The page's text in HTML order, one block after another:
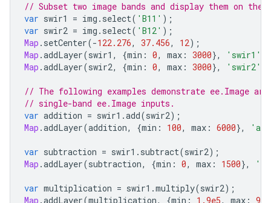
// Subset two image bands and display them on the
var swir1 = img . select( 'B11' );
var swir2 = img . select( 'B12' );
Map . setCenter(-122.276, 37.456, 12);
Map .addLayer(swir1 , {min : 0, max : 3000}, 'swir1'
Map .addLayer(swir2, {min : 0, max : 3000}, 'swir2'
// The following examples demonstrate ee.Image
// single-band ee.Image inputs.
var addition = swir1 .add(swir2);
Map .addLayer(addition, {min : 100, max : 6000},
var subtraction = swir1 . subtract(swir2);
Map .addLayer(subtraction, {min : 0, max : 1500},
var multiplication = swir1 .multiply(swir2);
Map .addLayer(multiplication, {min : 1.9e5, max :